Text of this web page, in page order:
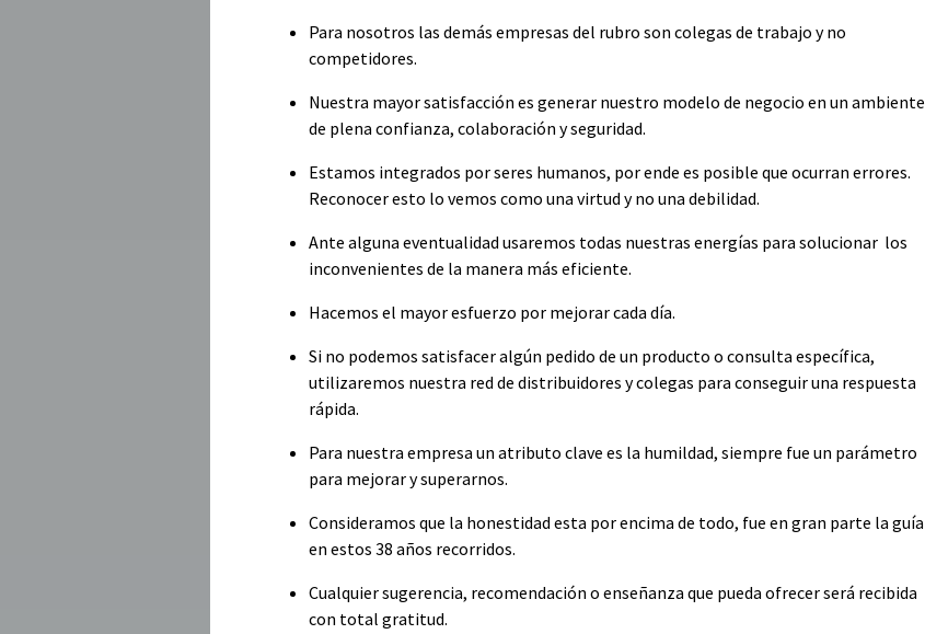
Para nosotros las demás empresas del rubro son colegas de trabajo y no
competidores.
Nuestra mayor satisfacción es generar nuestro modelo de negocio en un ambiente
de plena confianza, colaboración y seguridad.
Estamos integrados por seres humanos, por ende es posible que ocurran errores.
Reconocer esto lo vemos como una virtud y no una debilidad.
Ante alguna eventualidad usaremos todas nuestras energías para solucionar los
inconvenientes de la manera más eficiente.
Hacemos el mayor esfuerzo por mejorar cada día.
Si no podemos satisfacer algún pedido de un producto o consulta específica,
utilizaremos nuestra red de distribuidores y colegas para conseguir una respuesta
rápida.
Para nuestra empresa un atributo clave es la humildad, siempre fue un parámetro
para mejorar y superarnos.
Consideramos que la honestidad esta por encima de todo, fue en gran parte la guía
en estos 38 años recorridos.
Cualquier sugerencia, recomendación o enseñanza que pueda ofrecer será recibida
con total gratitud.